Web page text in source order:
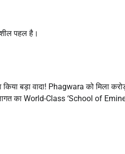
पहल है।
बड़ा वादा! Phagwara को मिला
का World-Class ‘School of